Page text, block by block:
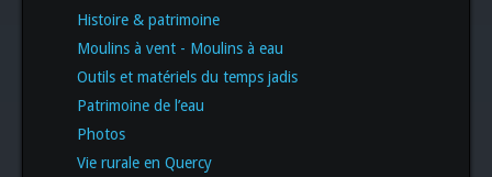
Histoire & patrimoine
Moulins à vent - Moulins à eau
Outils et matériels du temps jadis
Patrimoine de l’eau
Photos
Vie rurale en Quercy